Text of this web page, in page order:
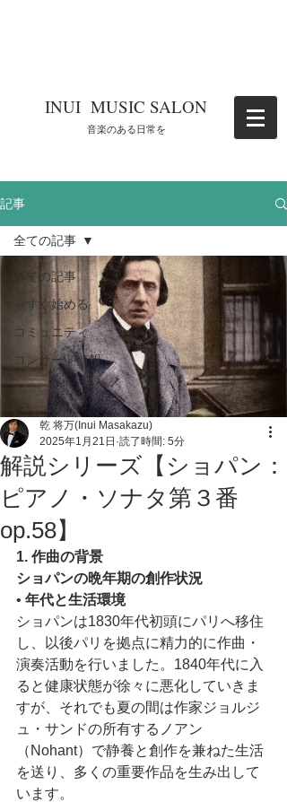
​INUI MUSIC SALON
​音楽のある日常を
記事
全ての記事
今すぐ始める
コミュニティ
コンサート情報
全ての記事
解説シリーズ【ショパン：
ピアノ・ソナタ第３番
op.58】
乾 将万(Inui Masakazu)
2025年1月21日 読了時間: 5分
1. 作曲の背景
ショパンの晩年期の創作状況
• 年代と生活環境
ショパンは1830年代初頭にパリへ移住
し、以後パリを拠点に精力的に作曲・
演奏活動を行いました。1840年代に入
ると健康状態が徐々に悪化していきま
すが、それでも夏の間は作家ジョルジ
ュ・サンドの所有するノアン
（Nohant）で静養と創作を兼ねた生活
を送り、多くの重要作品を生み出して
います。